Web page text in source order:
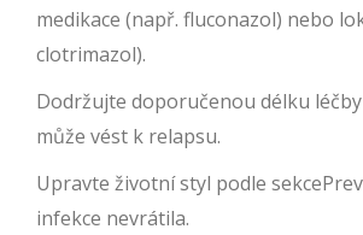
medikace (např. fluconazol) nebo
clotrimazol).
Dodržujte doporučenou délku
může vést k relapsu.
Upravte životní styl podle
infekce nevrátila.